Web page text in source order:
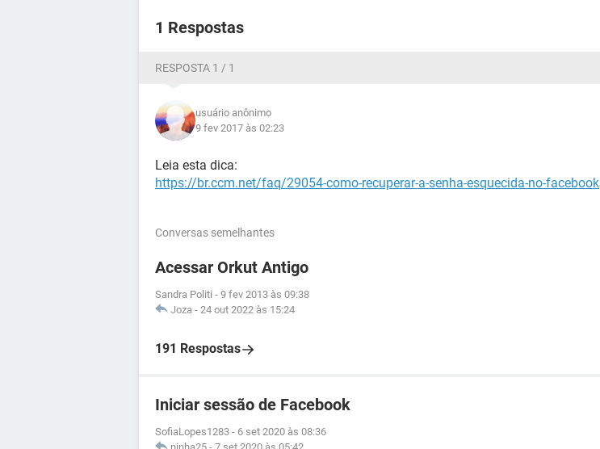
1 Respostas
RESPOSTA 1 / 1
usuário anônimo
9 fev 2017 às 02:23
Leia esta dica:
https://br.ccm.net/faq/29054-como-recuperar-a-senha-esquecida-no-facebook
Conversas semelhantes
Acessar Orkut Antigo
Sandra Politi - 9 fev 2013 às 09:38
Joza - 24 out 2022 às 15:24
191 Respostas
Iniciar sessão de Facebook
SofiaLopes1283 - 6 set 2020 às 08:36